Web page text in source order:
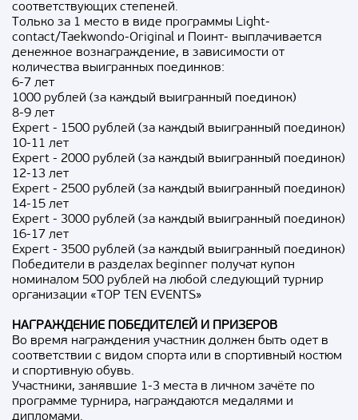
соответствующих степеней.
Только за 1 место в виде программы Light-
contact/Taekwondo-Original и Поинт- выплачивается
денежное вознаграждение, в зависимости от
количества выигранных поединков:
6-7 лет
1000 рублей (за каждый выигранный поединок)
8-9 лет
Expert - 1500 рублей (за каждый выигранный поединок)
10-11 лет
Expert - 2000 рублей (за каждый выигранный поединок)
12-13 лет
Expert - 2500 рублей (за каждый выигранный поединок)
14-15 лет
Expert - 3000 рублей (за каждый выигранный поединок)
16-17 лет
Expert - 3500 рублей (за каждый выигранный поединок)
Победители в разделах beginner получат купон
номиналом 500 рублей на любой следующий турнир
организации «TOP TEN EVENTS»
НАГРАЖДЕНИЕ ПОБЕДИТЕЛЕЙ И ПРИЗЕРОВ
Во время награждения участник должен быть одет в
соответствии с видом спорта или в спортивный костюм
и спортивную обувь.
Участники, занявшие 1-3 места в личном зачёте по
программе турнира, награждаются медалями и
дипломами.